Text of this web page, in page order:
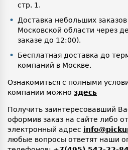
стр. 1.
Доставка небольших
Московской области через
заказе до 12:00).
Бесплатная доставка до
компаний в Москве.
Ознакомиться с полными
компании можно здесь
Получить заинтересовавший
оформив заказ на сайте либо
электронный адрес
любые вопросы ответят наши